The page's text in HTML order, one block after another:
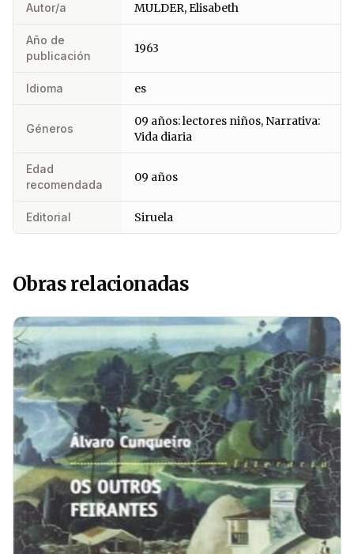
Autor/a MULDER, Elisabeth
Año de
publicación
1963
Idioma es
Géneros
09 años: lectores niños, Narrativa:
Vida diaria
Edad
recomendada
09 años
Editorial Siruela
Obras relacionadas